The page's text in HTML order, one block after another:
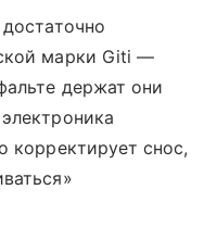
марки Giti —
держат они
корректирует снос,